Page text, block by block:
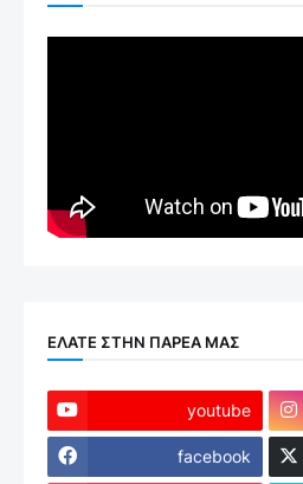
ΕΛΑΤΕ ΣΤΗΝ ΠΑΡΕΑ ΜΑΣ
youtube
facebook